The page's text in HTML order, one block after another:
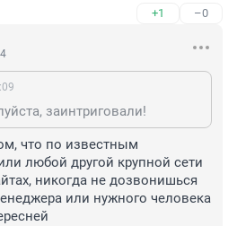
+1 –0
заинтриговали!
что по известным
любой другой крупной сети
никогда не дозвонишься
или нужного человека